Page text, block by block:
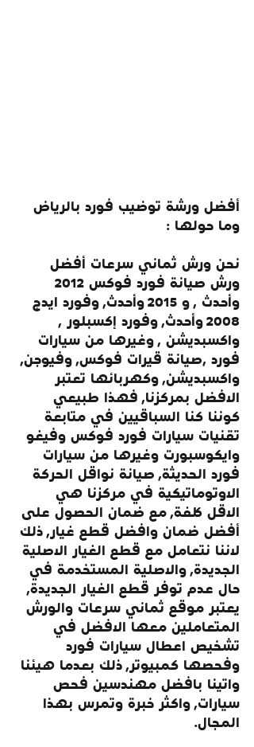
أفضل ورشة توضيب فورد بالرياض
وما حولها :
نحن ورش ثماني سرعات أفضل
وأحدث , و 2015 وأحدث, وفورد ايدج
2008 وأحدث, وفورد إكسبلور ,
واكسبديشن , وغيرها من سيارات
فورد ,صيانة قيرات فوكس, وفيوجن,
واكسبديشن, وكهربائها تعتبر
الافضل بمركزنا, فهذا طبيعي
كوننا كنا السباقيين في متابعة
تقنيات سيارات فورد فوكس وفيغو
وايكوسبورت وغيرها من سيارات
فورد الحديثة, صيانة نواقل الحركة
الاوتوماتيكية في مركزنا هي
الاقل كلفة, مع ضمان الحصول على
أفضل ضمان وافضل قطع غيار, ذلك
لاننا نتعامل مع قطع الغيار الاصلية
الجديدة, والاصلية المستخدمة في
حال عدم توفر قطع الغيار الجديدة,
يعتبر موقع ثماني سرعات والورش
المتعاملين معها الافضل في
تشخيص اعطال سيارات فورد
وفحصها كمبيوتر, ذلك بعدما هيئنا
واتينا بافضل مهندسين فحص
سيارات, واكثر خبرة وتمرس بهذا
المجال.